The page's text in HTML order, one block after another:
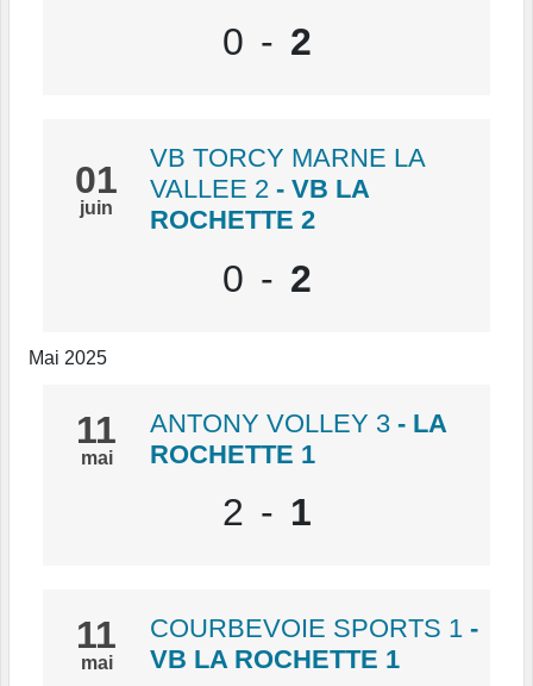
0 - 2
01
juin
VB TORCY MARNE LA
VALLEE 2 - VB LA
ROCHETTE 2
0 - 2
Mai 2025
11
mai
ANTONY VOLLEY 3 - LA
ROCHETTE 1
2 - 1
11
mai
COURBEVOIE SPORTS 1 -
VB LA ROCHETTE 1